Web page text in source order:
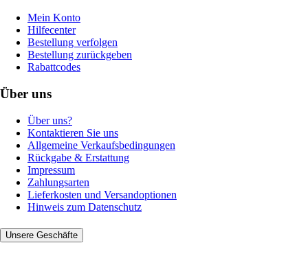
Mein Konto
Hilfecenter
Bestellung verfolgen
Bestellung zurückgeben
Rabattcodes
Über uns
Über uns?
Kontaktieren Sie uns
Allgemeine Verkaufsbedingungen
Rückgabe & Erstattung
Impressum
Zahlungsarten
Lieferkosten und Versandoptionen
Hinweis zum Datenschutz
Unsere Geschäfte